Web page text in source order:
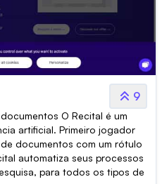
9
O Recital é um
artificial. Primeiro jogador
documentos com um rótulo
automatiza seus processos
para todos os tipos de